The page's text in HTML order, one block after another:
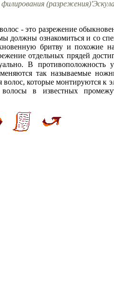
- это разрежение
должны ознакомиться и со
бритву и похожие
отдельных прядей
В противоположность
так называемые
которые монтируются к
в известных